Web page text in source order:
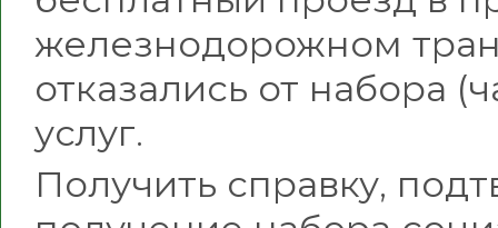
железнодорожном
отказались от набора
услуг.
Получить справку,